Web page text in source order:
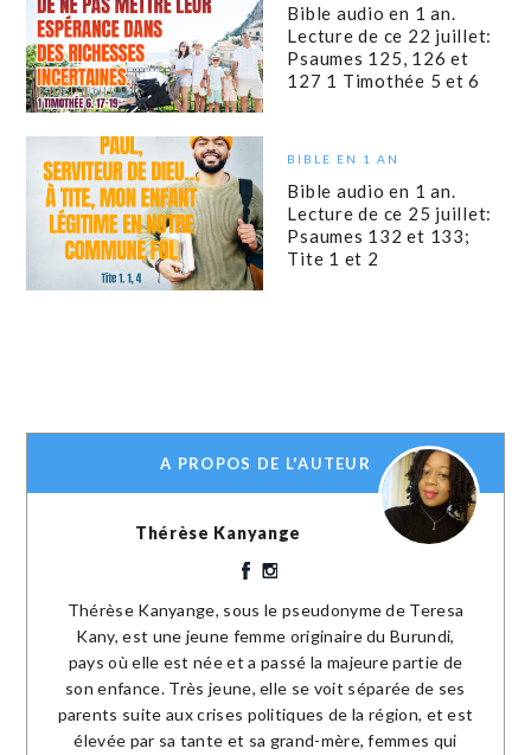
Bible audio en 1 an.
Lecture de ce 22 juillet:
Psaumes 125, 126 et
127 1 Timothée 5 et 6
BIBLE EN 1 AN
Bible audio en 1 an.
Lecture de ce 25 juillet:
Psaumes 132 et 133;
Tite 1 et 2
A PROPOS DE L'AUTEUR
Thérèse Kanyange
Thérèse Kanyange, sous le pseudonyme de Teresa
Kany, est une jeune femme originaire du Burundi,
pays où elle est née et a passé la majeure partie de
son enfance. Très jeune, elle se voit séparée de ses
parents suite aux crises politiques de la région, et est
élevée par sa tante et sa grand-mère, femmes qui